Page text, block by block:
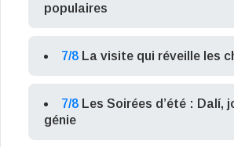
populaires
7/8 La visite qui réveille les
7/8 Les Soirées d’été : Dalí,
génie